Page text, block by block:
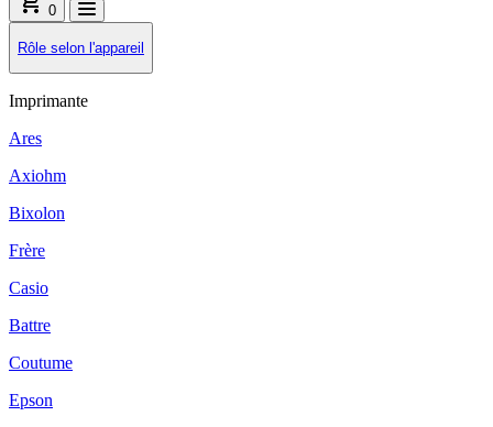
0
Rôle selon l'appareil
Imprimante
Ares
Axiohm
Bixolon
Frère
Casio
Battre
Coutume
Epson